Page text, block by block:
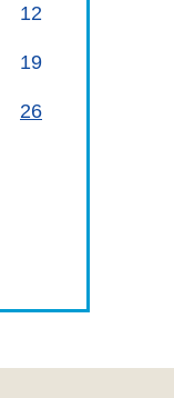
12
19
26